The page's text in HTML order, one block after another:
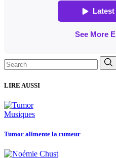
Search
for:
LIRE AUSSI
Musiques
Tumor alimente la rumeur